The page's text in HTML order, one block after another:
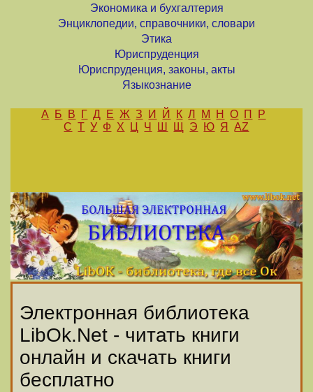
Экономика и бухгалтерия
Энциклопедии, справочники, словари
Этика
Юриспруденция
Юриспруденция, законы, акты
Языкознание
А Б В Г Д Е Ж З И Й К Л М Н О П
Р
С Т У Ф Х Ц Ч Ш Щ Э Ю Я AZ
Электронная библиотека
LibOk.Net - читать книги
онлайн и скачать книги
бесплатно